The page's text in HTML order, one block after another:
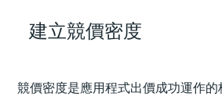
建立競價密度
競價密度是應用程式出價成功運作的